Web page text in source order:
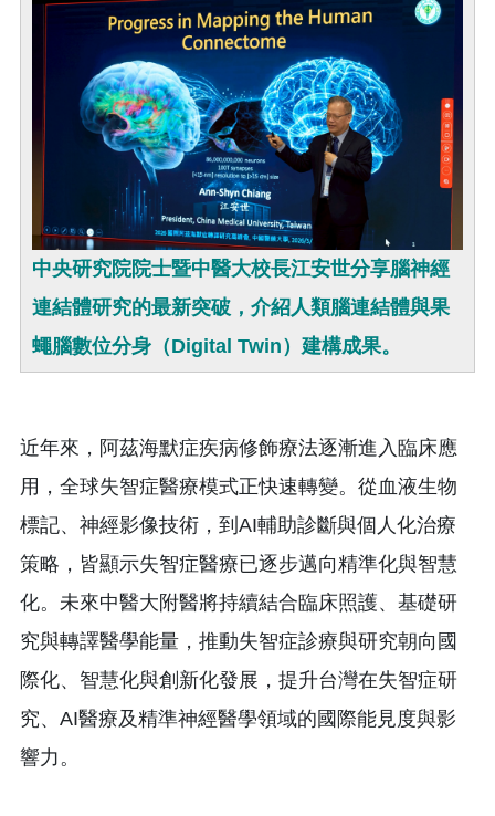
中央研究院院士暨中醫大校長江安世分享腦神經
連結體研究的最新突破，介紹人類腦連結體與果
蠅腦數位分身（Digital Twin）建構成果。
近年來，阿茲海默症疾病修飾療法逐漸進入臨床應
用，全球失智症醫療模式正快速轉變。從血液生物
標記、神經影像技術，到AI輔助診斷與個人化治療
策略，皆顯示失智症醫療已逐步邁向精準化與智慧
化。未來中醫大附醫將持續結合臨床照護、基礎研
究與轉譯醫學能量，推動失智症診療與研究朝向國
際化、智慧化與創新化發展，提升台灣在失智症研
究、AI醫療及精準神經醫學領域的國際能見度與影
響力。